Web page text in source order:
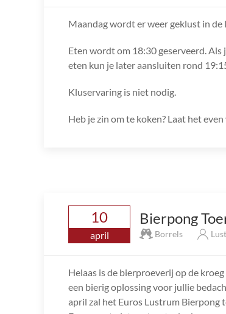
Maandag wordt er weer geklust in de
Eten wordt om 18:30 geserveerd. Als
eten kun je later aansluiten rond
Kluservaring is niet nodig.
Heb je zin om te koken? Laat het
10
april
Bierpong
Borrels
Helaas is de bierproeverij op de
een bierig oplossing voor jullie
april zal het Euros Lustrum Bierpong